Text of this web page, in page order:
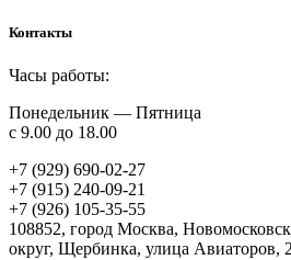
Контакты
Часы работы:
Понедельник — Пятница
с 9.00 до 18.00
+7 (929) 690-02-27
+7 (915) 240-09-21
+7 (926) 105-35-55
108852, город Москва,
округ, Щербинка, улица Авиаторов,